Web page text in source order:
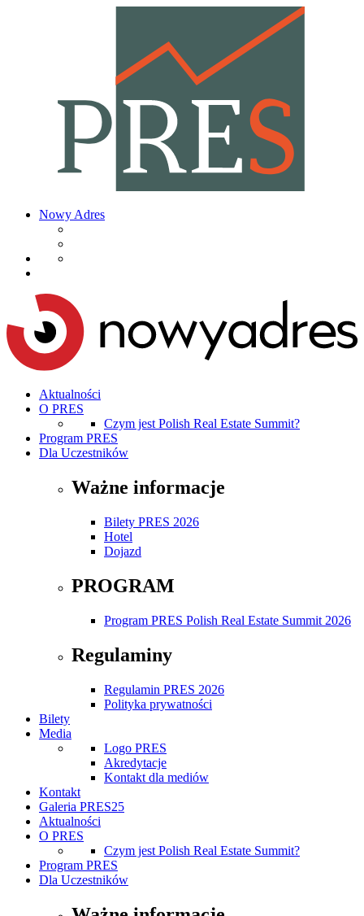
Nowy Adres
Aktualności
O PRES
Czym jest Polish Real Estate Summit?
Program PRES
Dla Uczestników
Ważne informacje
Bilety PRES 2026
Hotel
Dojazd
PROGRAM
Program PRES Polish Real Estate Summit 2026
Regulaminy
Regulamin PRES 2026
Polityka prywatności
Bilety
Media
Logo PRES
Akredytacje
Kontakt dla mediów
Kontakt
Galeria PRES25
Aktualności
O PRES
Czym jest Polish Real Estate Summit?
Program PRES
Dla Uczestników